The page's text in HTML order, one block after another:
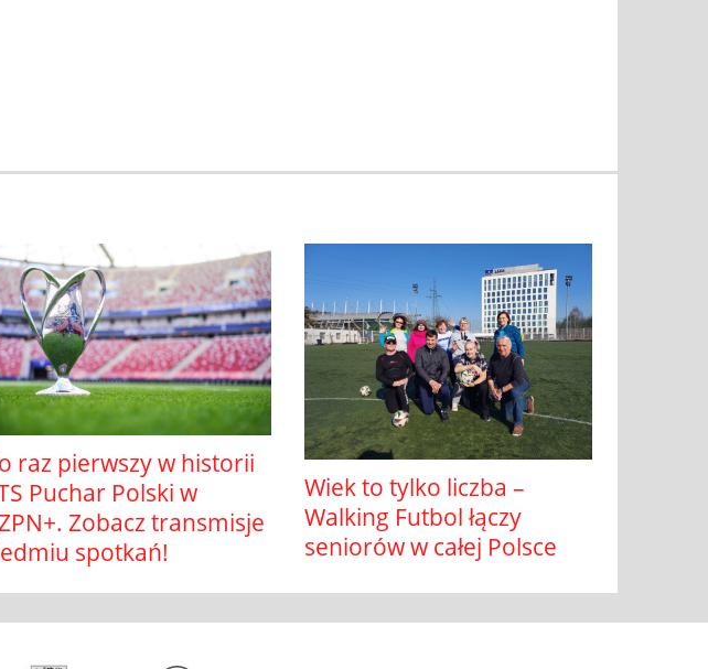
raz pierwszy w historii
Puchar Polski w
Zobacz transmisje
spotkań!
Wiek to tylko liczba –
Walking Futbol łączy
seniorów w całej Polsce